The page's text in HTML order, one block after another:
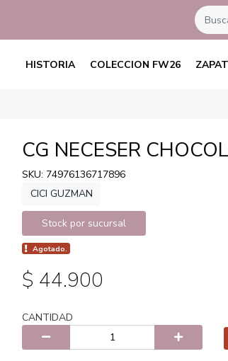
HISTORIA COLECCION FW26
CG NECESER
SKU: 74976136717896
CICI GUZMAN
Stock por sucursal
Agotado.
$ 44.900
CANTIDAD